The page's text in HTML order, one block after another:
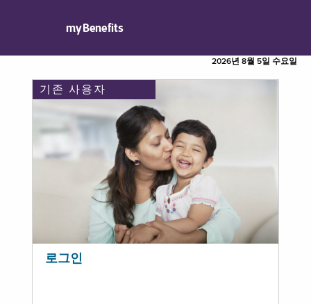
myBenefits
2026년 8월 5일 수요일
기존 사용자
로그인